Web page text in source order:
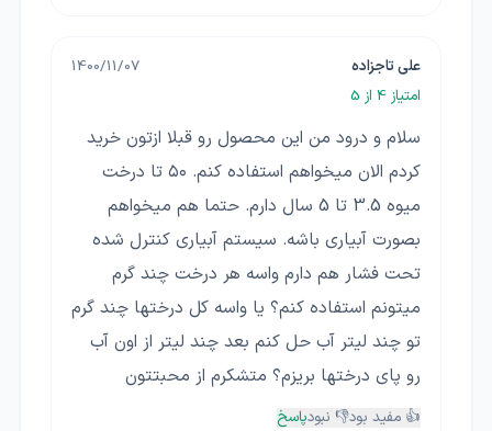
علی تاجزاده
1400/11/07
امتیاز 4 از 5
سلام و درود من این محصول رو قبلا ازتون خرید
کردم الان میخواهم استفاده کنم. ۵۰ تا درخت
میوه 3.5 تا 5 سال دارم. حتما هم میخواهم
بصورت آبیاری باشه. سیستم آبیاری کنترل شده
تحت فشار هم دارم واسه هر درخت چند گرم
میتونم استفاده کنم؟ یا واسه کل درختها چند گرم
تو چند لیتر آب حل کنم بعد چند لیتر از اون آب
رو پای درختها بریزم؟ متشکرم از محبتتون
👍 مفید بود👎 نبودپاسخ